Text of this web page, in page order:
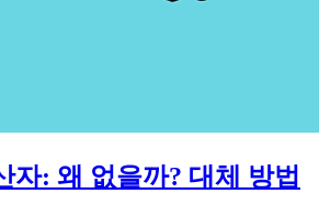
자: 왜 없을까? 대체 방법